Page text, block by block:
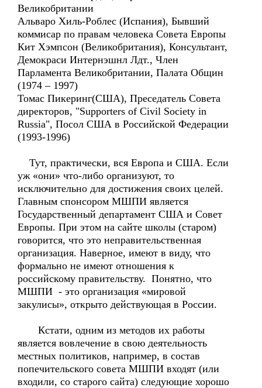
Великобритании
Альваро Хиль-Роблес (Испания), Бывший
коммисар по правам человека Совета Европы
Кит Хэмпсон (Великобритания), Консультант,
Демокраси Интернэшнл Лдт., Член
Парламента Великобритании, Палата Общин
(1974 – 1997)
Томас Пикеринг(США), Преседатель Совета
директоров, "Supporters of Civil Society in
Russia", Посол США в Российской Федерации
(1993-1996)
Тут, практически, вся Европа и США. Если
уж «они» что-либо организуют, то
исключительно для достижения своих целей.
Главным спонсором МШПИ является
Государственный департамент США и Совет
Европы. При этом на сайте школы (старом)
говорится, что это неправительственная
организация. Наверное, имеют в виду, что
формально не имеют отношения к
российскому правительству. Понятно, что
МШПИ - это организация «мировой
закулисы», открыто действующая в России.
Кстати, одним из методов их работы
является вовлечение в свою деятельность
местных политиков, например, в состав
попечительского совета МШПИ входят (или
входили, со старого сайта) следующие хорошо